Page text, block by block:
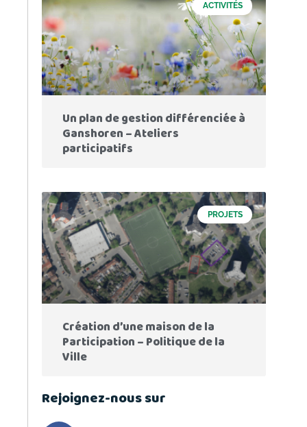
ACTIVITÉS
Un plan de gestion différenciée à
Ganshoren – Ateliers
participatifs
PROJETS
Création d’une maison de la
Participation – Politique de la
Ville
Rejoignez-nous sur